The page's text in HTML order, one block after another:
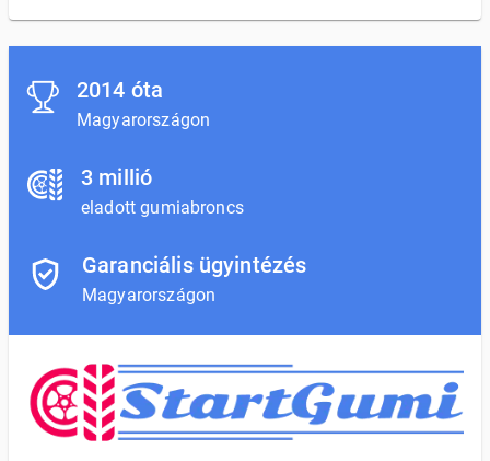
2014 óta
Magyarországon
3 millió
eladott gumiabroncs
Garanciális ügyintézés
Magyarországon